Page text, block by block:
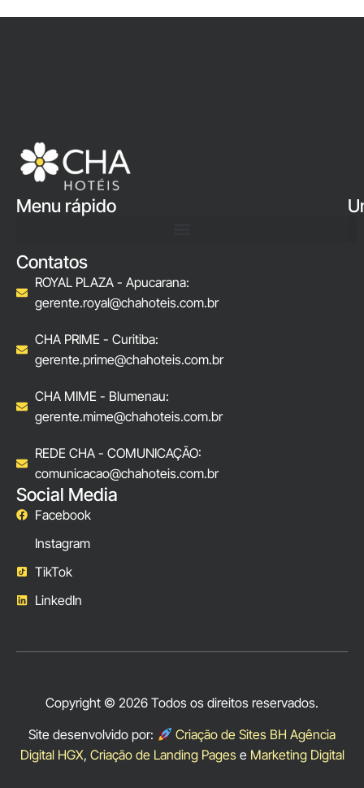
Menu rápido
Contatos
ROYAL PLAZA - Apucarana:
gerente.royal@chahoteis.com.br
CHA PRIME - Curitiba:
gerente.prime@chahoteis.com.br
CHA MIME - Blumenau:
gerente.mime@chahoteis.com.br
REDE CHA - COMUNICAÇÃO:
comunicacao@chahoteis.com.br
Social Media
Facebook
Instagram
TikTok
LinkedIn
Copyright © 2026 Todos os direitos reservados.
Site desenvolvido por:
Criação de Sites BH Agência
Digital HGX, Criação de Landing Pagese Marketing Digital